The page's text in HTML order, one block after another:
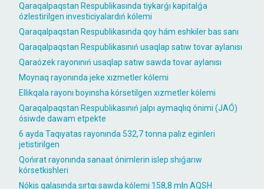
Qaraqalpaqstan Respublikasında tiykarǵı kapitalǵa
ózlestirilgen investiciyalardıń kólemi
Qaraqalpaqstan Respublikasında qoy hám eshkiler bas sanı
Qaraqalpaqstan Respublikasınıń usaqlap satıw tovar aylanısı
Qaraózek rayonınıń usaqlap satıw sawda tovar aylanısı
Moynaq rayonında jeke xızmetler kólemi
Ellikqala rayonı boyınsha kórsetilgen xızmetler kólemi
Qaraqalpaqstan Respublikasınıń jalpı aymaqlıq ónimi (JAÓ)
ósiwde dawam etpekte
6 ayda Taqıyatas rayonında 532,7 tonna palız eginleri
jetistirilgen
Qońırat rayonında sanaat ónimlerin islep shıǵarıw
kórsetkishleri
Nókis qalasında sırtqı sawda kólemi 158,8 mln AQSH